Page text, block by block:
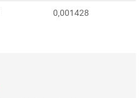
0,001428